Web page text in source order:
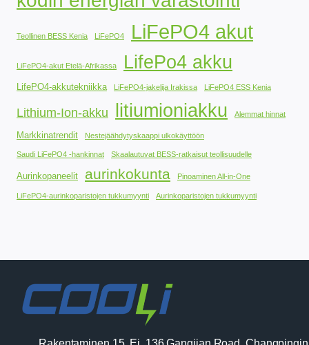
Teollinen BESS Kenia LiFePO4 LiFePO4 akut
LiFePO4-akut Etelä-Afrikassa LifePo4 akku
LifePO4-akkutekniikka LiFePO4-jakelija Irakissa LiFePO4 ESS Kenia
Lithium-Ion-akku litiumioniakku Alemmat hinnat
Markkinatrendit Nestejäähdytyskaappi ulkokäyttöön
Saudi LiFePO4 -hankinnat Skaalautuvat BESS-ratkaisut teollisuudelle
Aurinkopaneelit aurinkokunta Pinoaminen All-in-One
LiFePO4-aurinkoparistojen tukkumyynti Aurinkoparistojen tukkumyynti